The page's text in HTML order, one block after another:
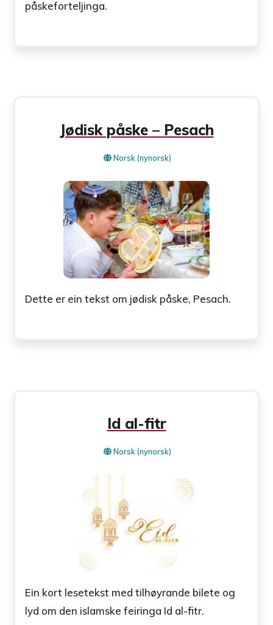
påskeforteljinga.
Jødisk påske – Pesach
Norsk (nynorsk)
Dette er ein tekst om jødisk påske, Pesach.
Id al-fitr
Norsk (nynorsk)
Ein kort lesetekst med tilhøyrande bilete og
lyd om den islamske feiringa Id al-fitr.